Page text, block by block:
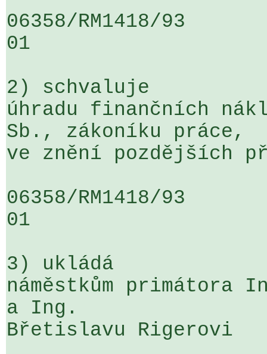
06358/RM1418/
01
2) schvaluje
úhradu finančních
Sb., zákoníku práce,
ve znění pozdějších
06358/RM1418/
01
3) ukládá
náměstkům primátora
a Ing.
Břetislavu Rigerovi